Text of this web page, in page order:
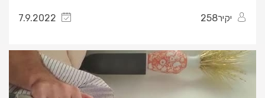
יקיר258 7.9.2022